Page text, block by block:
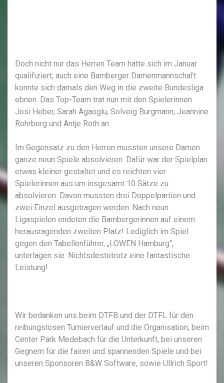
Doch nicht nur das Herren Team hatte sich im Januar
qualifiziert, auch eine Bamberger Damenmannschaft
konnte sich damals den Weg in die zweite Bundesliga
ebnen. Das Top-Team trat nun mit den Spielerinnen
Josi Heber, Sarah Agaoglu, Solveig Burgmann, Jeannine
Rohrberg und Antje Roth an.
Im Gegensatz zu den Herren mussten unsere Damen
ganze neun Spiele absolvieren. Dafür war der Spielplan
etwas kleiner gestaltet und es reichten vier
Spielerinnen aus um insgesamt 10 Sätze zu
absolvieren. Davon mussten drei Doppelpartien und
zwei Einzel ausgetragen werden. Nach neun
Ligaspielen endeten die Bambergerinnen auf einem
herausragenden zweiten Platz! Lediglich im Spiel
gegen den Tabellenführer, „LÖWEN Hamburg“,
unterlagen sie. Nichtsdestotrotz eine fantastische
Leistung!
Wir bedanken uns beim DTFB und der DTFL für den
reibungslosen Turnierverlauf und die Organisation, beim
Center Park Medebach für die Unterkunft, bei unseren
Gegnern für die fairen und spannenden Spiele und bei
unseren Sponsoren B&W Software, sowie Ullrich Sport!